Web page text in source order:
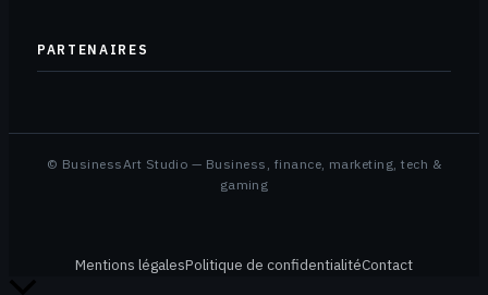
PARTENAIRES
© BusinessArt Studio — Business, finance, marketing, tech &
gaming
Mentions légalesPolitique de confidentialitéContact